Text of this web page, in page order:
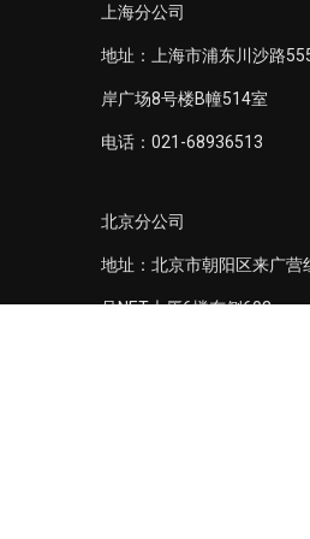
上海分公司
地址：上海市浦东川沙路
岸广场8号楼B幢514室
电话：021-68936513
北京分公司
地址：北京市朝阳区来广营
号NET大厦6楼东侧603